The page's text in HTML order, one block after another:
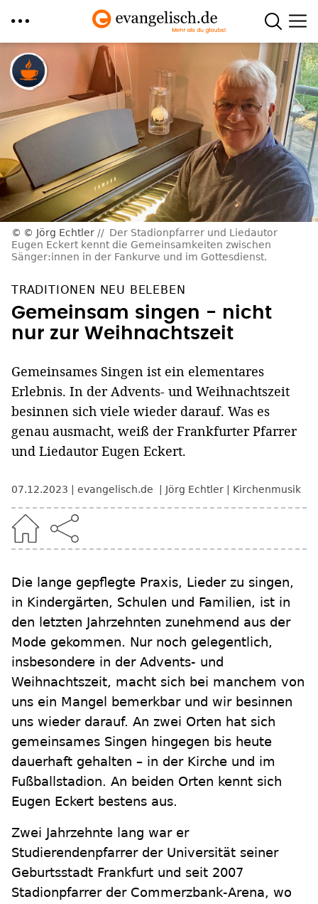
Direkt
zum
Inhalt
© Jörg Echtler
Der Stadionpfarrer und Liedautor
Eugen Eckert kennt die Gemeinsamkeiten zwischen
Sänger:innen in der Fankurve und im Gottesdienst.
TRADITIONEN NEU BELEBEN
Gemeinsam singen - nicht
nur zur Weihnachtszeit
Gemeinsames Singen ist ein elementares
Erlebnis. In der Advents- und Weihnachtszeit
besinnen sich viele wieder darauf. Was es
genau ausmacht, weiß der Frankfurter Pfarrer
und Liedautor Eugen Eckert.
07.12.2023 evangelisch.de Jörg Echtler Kirchenmusik
Die lange gepflegte Praxis, Lieder zu singen,
in Kindergärten, Schulen und Familien, ist in
den letzten Jahrzehnten zunehmend aus der
Mode gekommen. Nur noch gelegentlich,
insbesondere in der Advents- und
Weihnachtszeit, macht sich bei manchem von
uns ein Mangel bemerkbar und wir besinnen
uns wieder darauf. An zwei Orten hat sich
gemeinsames Singen hingegen bis heute
dauerhaft gehalten – in der Kirche und im
Fußballstadion. An beiden Orten kennt sich
Eugen Eckert bestens aus.
Zwei Jahrzehnte lang war er
Studierendenpfarrer der Universität seiner
Geburtsstadt Frankfurt und seit 2007
Stadionpfarrer der Commerzbank-Arena, wo